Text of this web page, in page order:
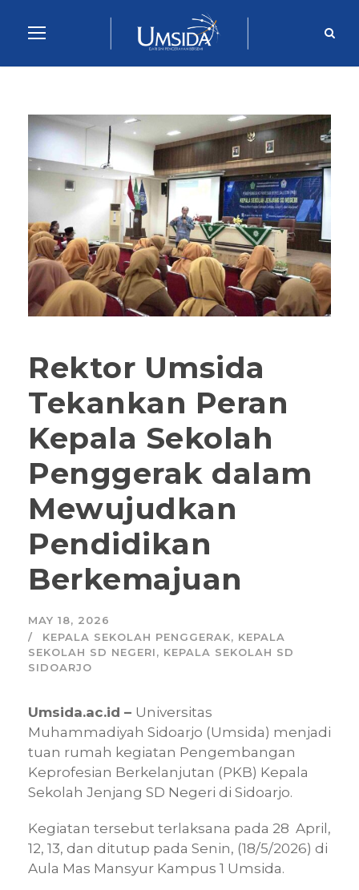
Rektor Umsida
Tekankan Peran
Kepala Sekolah
Penggerak dalam
Mewujudkan
Pendidikan
Berkemajuan
MAY 18, 2026
KEPALA SEKOLAH PENGGERAK, KEPALA
SEKOLAH SD NEGERI, KEPALA SEKOLAH SD
SIDOARJO
Umsida.ac.id – Universitas
Muhammadiyah Sidoarjo (Umsida) menjadi
tuan rumah kegiatan Pengembangan
Keprofesian Berkelanjutan (PKB) Kepala
Sekolah Jenjang SD Negeri di Sidoarjo.
Kegiatan tersebut terlaksana pada 28 April,
12, 13, dan ditutup pada Senin, (18/5/2026) di
Aula Mas Mansyur Kampus 1 Umsida.